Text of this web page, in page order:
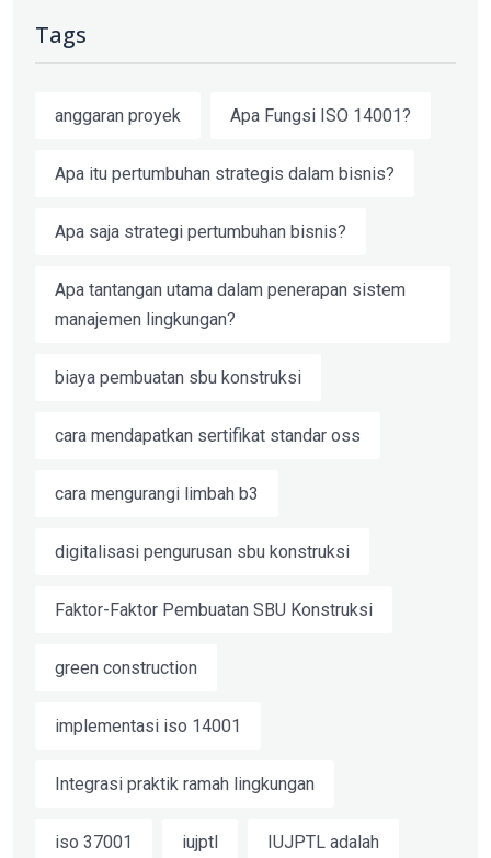
Tags
anggaran proyek Apa Fungsi ISO 14001?
Apa itu pertumbuhan strategis dalam bisnis?
Apa saja strategi pertumbuhan bisnis?
Apa tantangan utama dalam penerapan sistem
manajemen lingkungan?
biaya pembuatan sbu konstruksi
cara mendapatkan sertifikat standar oss
cara mengurangi limbah b3
digitalisasi pengurusan sbu konstruksi
Faktor-Faktor Pembuatan SBU Konstruksi
green construction
implementasi iso 14001
Integrasi praktik ramah lingkungan
iso 37001 iujptl IUJPTL adalah